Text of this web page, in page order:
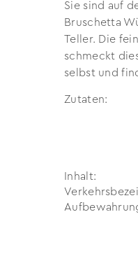
Sie sind auf
Bruschetta
Teller. Die
schmeckt
selbst und
Zutaten:
Inhalt: